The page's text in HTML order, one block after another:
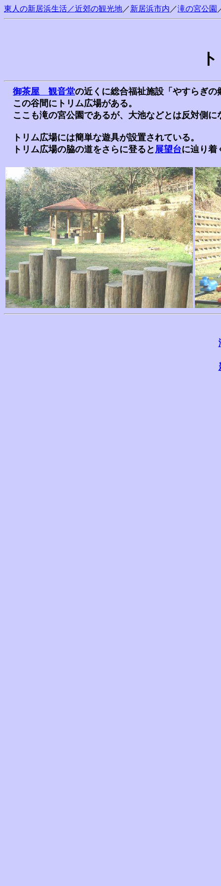
東人の新居浜生活／近郊の観光地／新居浜市内 ／滝の宮公園
御茶屋 観音堂の近くに総合福祉施設「やすらぎ
この谷間にトリム広場がある。
ここも滝の宮公園であるが、大池などとは反対側に
トリム広場には簡単な遊具が設置されている。
トリム広場の脇の道をさらに登ると 展望台に辿り着